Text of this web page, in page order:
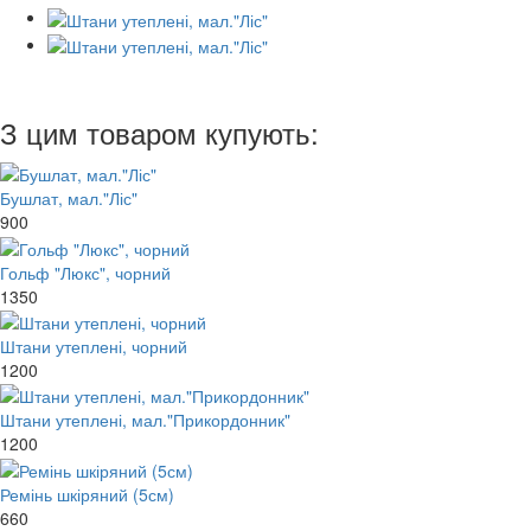
З цим товаром купують:
Бушлат, мал."Ліс"
900
Гольф "Люкс", чорний
1350
Штани утеплені, чорний
1200
Штани утеплені, мал."Прикордонник"
1200
Ремінь шкіряний (5см)
660